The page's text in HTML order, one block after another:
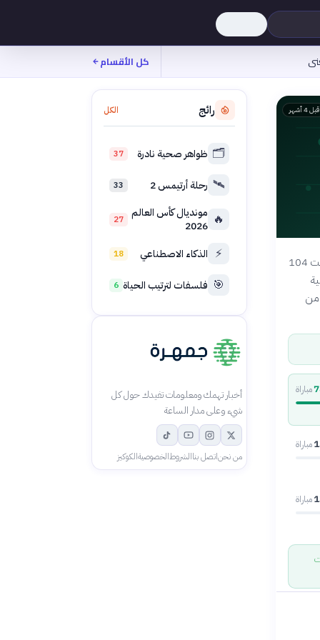
كل الأقسام
قبل 4 أشهر
تستضيف ثلاث دول أمريكا الشمالية بطولة كأس العالم 2026 للمرة الأولى بنظام مشترك، حيث توزعت 104
من
مباراة
مباراة
مباراة
رائج الكل
🗂️ ظواهر صحية نادرة 37
🛰️ رحلة أرتيمس 2 33
🔥 مونديال كأس العالم
2026
27
⚡ الذكاء الاصطناعي 18
🎯 فلسفات لترتيب الحياة 6
أخبار تهمك ومعلومات تفيدك حول كل
شيء وعلى مدار الساعة
من نحناتصل بناالشروطالخصوصيةالكوكيز